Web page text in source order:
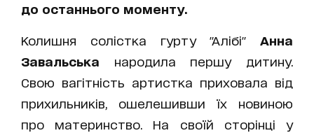
до останнього моменту.
Колишня солістка гурту "Алібі" Анна
Завальська народила першу дитину.
Свою вагітність артистка приховала від
прихильників, ошелешивши їх новиною
про материнство. На своїй сторінці у